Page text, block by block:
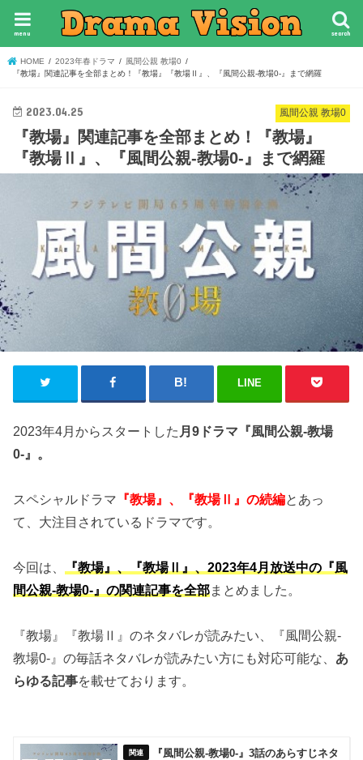
search
menu
HOME 2023年春ドラマ
風間公親 教場0
『教場』関連記事を全部まとめ！『教場』『教場Ⅱ』、『風間公親-教場0-』まで網羅
風間公親 教場0
2023.04.25
『教場』関連記事を全部まとめ！『教場』
『教場Ⅱ』、『風間公親-教場0-』まで網羅
LINE
2023年4月からスタートした 月9ドラマ『風間公親-教場
0-』。
スペシャルドラマ 『教場』、『教場Ⅱ』の続編とあっ
て、大注目されているドラマです。
今回は、
『教場』、『教場Ⅱ』、2023年4月放送中の『風
間公親-教場0-』の関連記事を全部まとめました。
『教場』『教場Ⅱ』のネタバレが読みたい、『風間公親-
教場0-』の毎話ネタバレが読みたい方にも対応可能な、 あ
らゆる記事を載せております。
『風間公親-教場0-』3話のあらすじネタ